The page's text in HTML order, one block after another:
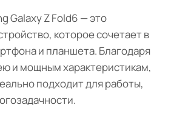
Galaxy Z Fold6 — это
которое сочетает в
и планшета. Благодаря
и мощным характеристикам,
подходит для работы,